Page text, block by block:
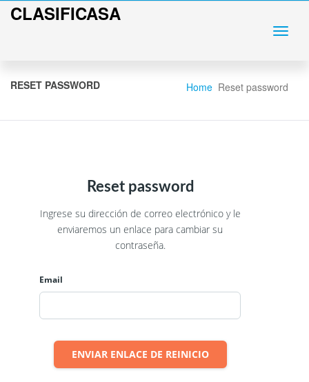
CLASIFICASA
RESET PASSWORD Home Reset password
Reset password
Ingrese su dirección de correo electrónico y le
enviaremos un enlace para cambiar su
contraseña.
Email
ENVIAR ENLACE DE REINICIO